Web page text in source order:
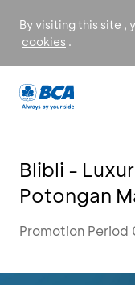
By visiting this site ,
cookies .
Blibli -
Potongan
Promotion Period